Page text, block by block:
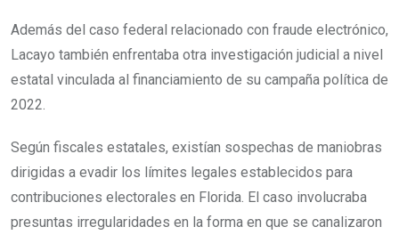
Además del caso federal relacionado con fraude electrónico,
Lacayo también enfrentaba otra investigación judicial a nivel
estatal vinculada al financiamiento de su campaña política de
2022.
Según fiscales estatales, existían sospechas de maniobras
dirigidas a evadir los límites legales establecidos para
contribuciones electorales en Florida. El caso involucraba
presuntas irregularidades en la forma en que se canalizaron